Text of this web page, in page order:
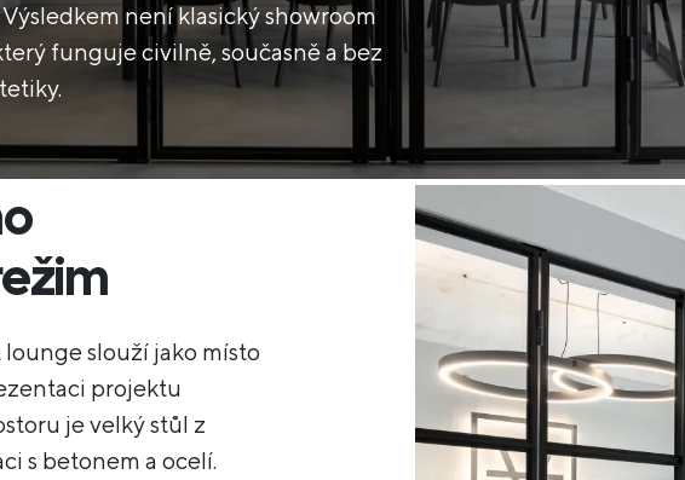
není klasický showroom
funguje civilně, současně a bez
slouží jako místo
projektu
je velký stůl z
s betonem a ocelí.